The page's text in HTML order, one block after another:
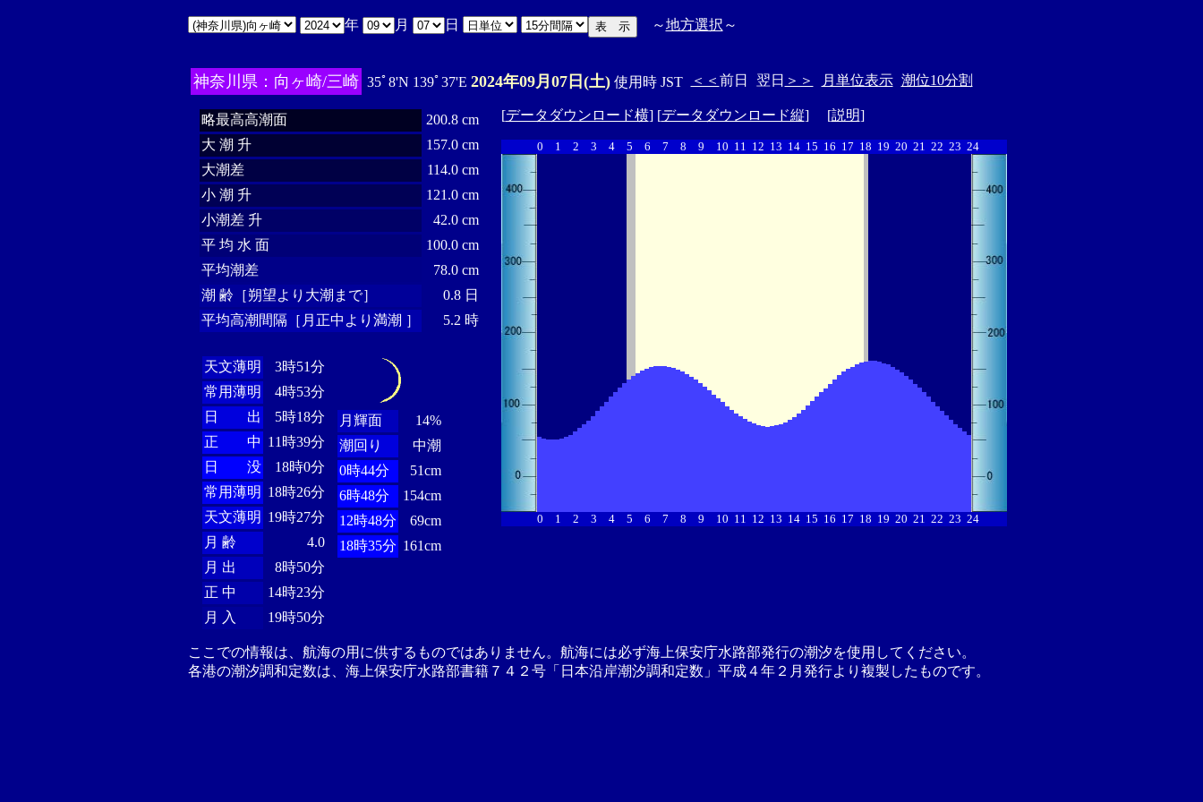
年 月 日 ～地方選択 ～
神奈川県：向ヶ崎/三崎 35ﾟ8'N 139ﾟ37'E 2024年09月07日(土)使用時 JST ＜＜ 前日 翌日 ＞＞ 月単位表示 潮位10分割
略最高高潮面
200.8 cm
大 潮 升
157.0 cm
大潮差
114.0 cm
小 潮 升
121.0 cm
小潮差 升
42.0 cm
平 均 水 面
100.0 cm
平均潮差
78.0 cm
潮 齢［朔望より大潮まで］
0.8 日
平均高潮間隔［月正中より満潮 ］
5.2 時
天文薄明
3時51分
常用薄明
4時53分
日 出
5時18分
正 中 11時39分
日 没
18時0分
常用薄明 18時26分
天文薄明 19時27分
月 齢
4.0
月 出
8時50分
正 中
14時23分
月 入
19時50分
月輝面
14%
潮回り
中潮
0時44分
51cm
6時48分
154cm
12時48分
69cm
18時35分 161cm
[データダウンロード横] [データダウンロード縦] [説明]
0 1 2 3 4 5 6 7 8 9 10 11 12 13 14 15 16 17 18 19 20 21 22 23 24
0 1 2 3 4 5 6 7 8 9 10 11 12 13 14 15 16 17 18 19 20 21 22 23 24
ここでの情報は、航海の用に供するものではありません。航海には必ず海上保安庁水路部発行の潮汐を使用してください。
各港の潮汐調和定数は、海上保安庁水路部書籍７４２号「日本沿岸潮汐調和定数」平成４年２月発行より複製したものです。